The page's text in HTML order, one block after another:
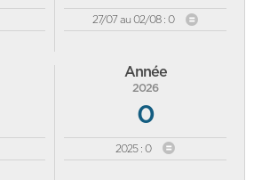
27/07 au 02/08 : 0
Année
2026
0
2025 : 0